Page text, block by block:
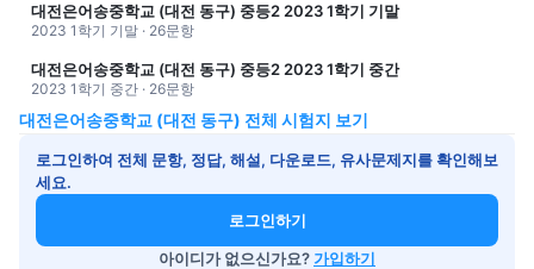
대전은어송중학교 (대전 동구) 중등2 2023 1학기 기말
2023 1학기 기말 · 26문항
대전은어송중학교 (대전 동구) 중등2 2023 1학기 중간
2023 1학기 중간 · 26문항
대전은어송중학교 (대전 동구) 전체 시험지 보기
로그인하여 전체 문항, 정답, 해설, 다운로드, 유사문제지를 확인해보
세요.
로그인하기
아이디가 없으신가요?가입하기